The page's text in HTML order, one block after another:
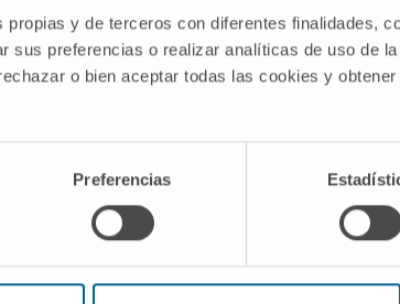
propias y de terceros con diferentes finalidades,
sus preferencias o realizar analíticas de uso de
o bien aceptar todas las cookies y
Preferencias
(CIBERONC).
tumorales de 318 pacientes con
Universidad de Navarra, del MD
Respiratorias (CIBERES) y del ensayo
en las revistas internacionales Thorax y
de estas proteínas. En concreto, la
con cáncer de pulmón.